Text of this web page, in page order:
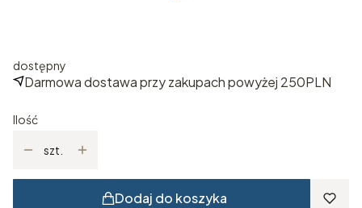
dostępny
Darmowa dostawa przy zakupach powyżej 250PLN
Ilość
szt.
Dodaj do koszyka